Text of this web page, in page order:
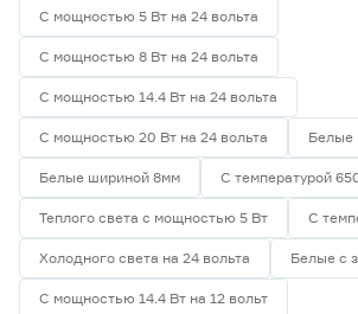
С мощностью 5 Вт на 24 вольта
С мощностью 8 Вт на 24 вольта
С мощностью 14.4 Вт на 24 вольта
С мощностью 20 Вт на 24 вольта Белые
Белые шириной 8мм С температурой
Теплого света с мощностью 5 Вт С
Холодного света на 24 вольта Белые с
С мощностью 14.4 Вт на 12 вольт